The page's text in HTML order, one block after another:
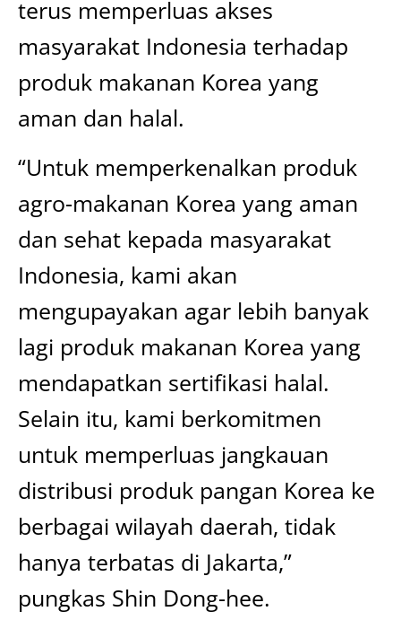
terus memperluas akses
masyarakat Indonesia terhadap
produk makanan Korea yang
aman dan halal.
“Untuk memperkenalkan produk
agro-makanan Korea yang aman
dan sehat kepada masyarakat
Indonesia, kami akan
mengupayakan agar lebih banyak
lagi produk makanan Korea yang
mendapatkan sertifikasi halal.
Selain itu, kami berkomitmen
untuk memperluas jangkauan
distribusi produk pangan Korea ke
berbagai wilayah daerah, tidak
hanya terbatas di Jakarta,”
pungkas Shin Dong-hee.